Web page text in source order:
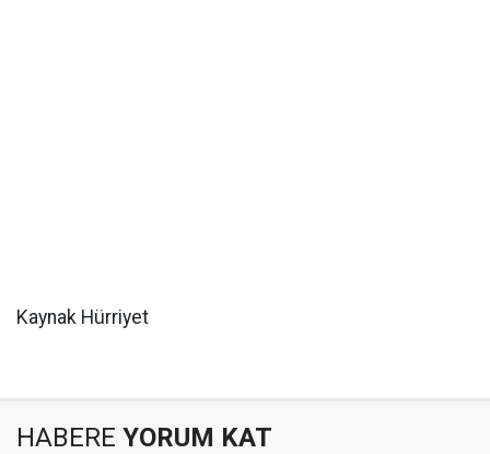
Kaynak Hürriyet
HABERE YORUM KAT